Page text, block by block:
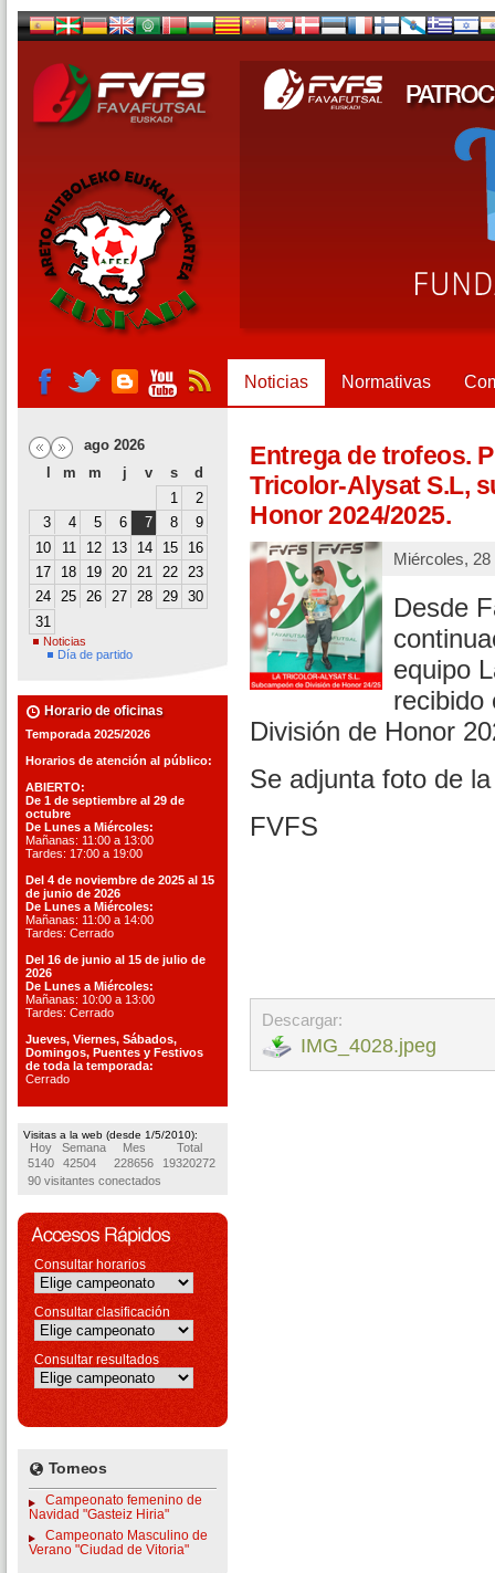
Noticias Normativas
ago 2026
m m j v s
d
1
2
3
4 5 6 7 8
9
10
11 12 13 14 15
16
17
18 19 20 21 22 23
24 25 26 27 28 29 30
31
Noticias
Día de partido
Horario de oficinas
Temporada 2025/2026
Horarios de atención al público:
ABIERTO:
De 1 de septiembre al 29 de
octubre
De Lunes a Miércoles:
Mañanas: 11:00 a 13:00
Tardes: 17:00 a 19:00
Del 4 de noviembre de 2025 al 15
de junio de 2026
De Lunes a Miércoles:
Mañanas: 11:00 a 14:00
Tardes: Cerrado
Del 16 de junio al 15 de julio de
2026
De Lunes a Miércoles:
Mañanas: 10:00 a 13:00
Tardes: Cerrado
Jueves, Viernes, Sábados,
Domingos, Puentes y Festivos
de toda la temporada:
Cerrado
Visitas a la web (desde 1/5/2010):
Hoy Semana Mes
Total
5140
42504 228656
19320272
90 visitantes conectados
Consultar horarios
Consultar clasificación
Consultar resultados
Torneos
Campeonato femenino de
Navidad "Gasteiz Hiria"
Campeonato Masculino de
Verano "Ciudad de Vitoria"
Entrega de trofeos.
Tricolor-Alysat S.L,
Honor 2024/2025.
Miércoles,
Desde
equipo
recibido
División de Honor
Se adjunta foto de
FVFS
Descargar:
IMG_4028.jpeg